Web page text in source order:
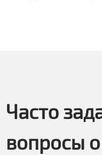
Часто
вопросы